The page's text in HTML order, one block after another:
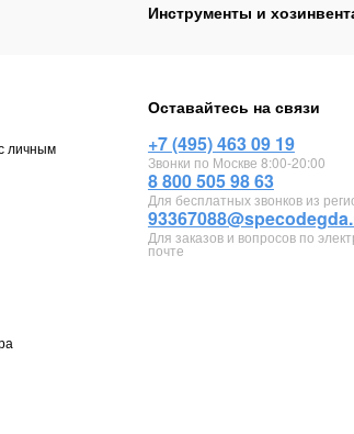
Инструменты и
личным
Оставайтесь на связи
+7 (495) 463 09 19
Звонки по Москве 8:00-20:00
8 800 505 98 63
Для бесплатных звонков из
Для заказов и вопросов по
почте